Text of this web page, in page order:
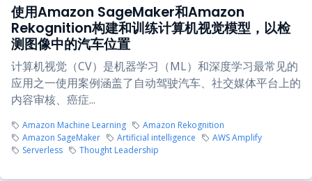
使用Amazon SageMaker和Amazon
Rekognition构建和训练计算机视觉模型，以检
测图像中的汽车位置
计算机视觉（CV）是机器学习（ML）和深度学习最常见的
应用之一使用案例涵盖了自动驾驶汽车、社交媒体平台上的
内容审核、癌症...
Amazon Machine Learning
Amazon Rekognition
Amazon SageMaker
Artificial intelligence
AWS Amplify
Serverless
Thought Leadership